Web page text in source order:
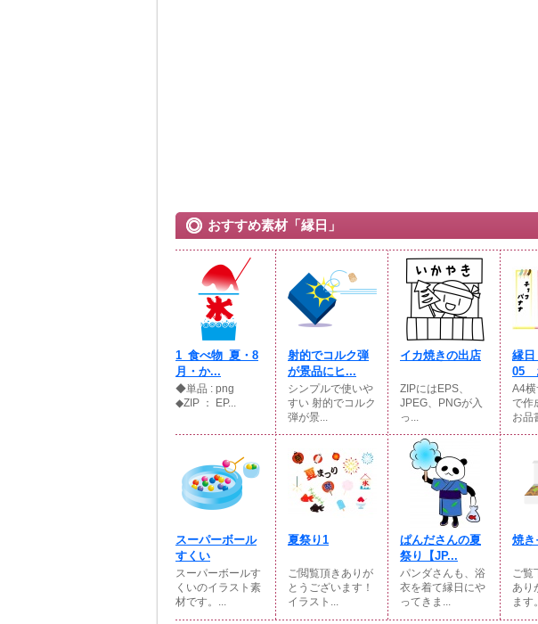
おすすめ素材「縁日」
1_食べ物_夏・8
月・か...
◆単品 : png
◆ZIP ： EP...
射的でコルク弾
が景品にヒ...
シンプルで使いや
すい 射的でコルク
弾が景...
イカ焼きの出店
ZIPにはEPS、
JPEG、PNGが入
っ...
縁
05
A4
で作
お品
スーパーボール
すくい
スーパーボールす
くいのイラスト素
材です。...
夏祭り1
ご閲覧頂きありが
とうございます！
イラスト...
ぱんださんの夏
祭り【JP...
パンダさんも、浴
衣を着て縁日にや
ってきま...
焼き
ご覧
あり
ます